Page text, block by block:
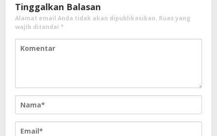
Tinggalkan Balasan
Alamat email Anda tidak akan dipublikasikan. Ruas yang
wajib ditandai *